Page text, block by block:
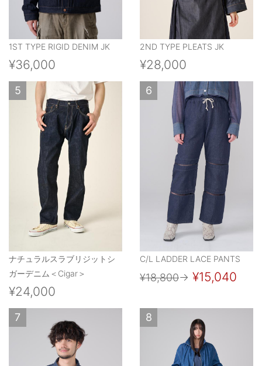
1ST TYPE RIGID DENIM JK
¥36,000
2ND TYPE PLEATS JK
¥28,000
5
ナチュラルスラブリジットシ
ガーデニム＜Cigar＞
¥24,000
6
C/L LADDER LACE PANTS
¥18,800→ ¥15,040
7 8